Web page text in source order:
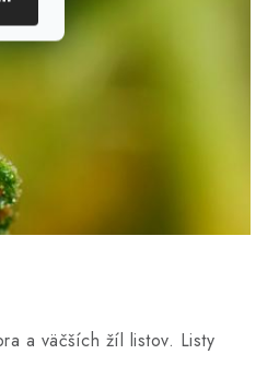
a väčších žíl listov. Listy